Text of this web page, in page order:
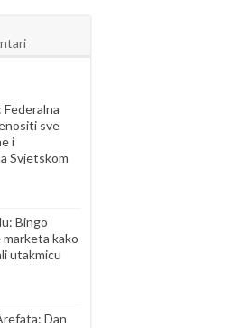
sve
i
Svjetskom
Bingo
kako
utakmicu
Dan